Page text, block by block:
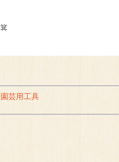
園芸用工具